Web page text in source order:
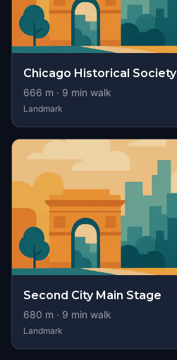
Chicago Historical Society
666 m · 9 min walk
Landmark
Second City Main Stage
680 m · 9 min walk
Landmark